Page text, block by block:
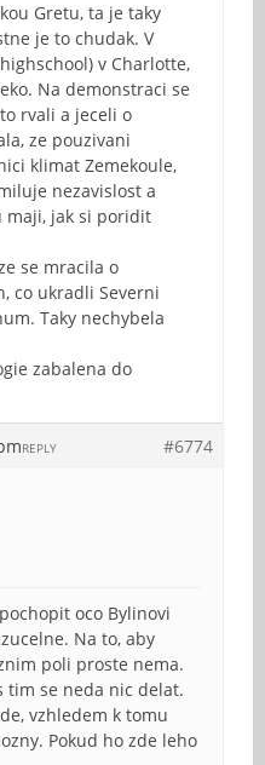
Gretu, ta je taky
je to chudak. V
v Charlotte,
Na demonstraci se
rvali a jeceli o
ze pouzivani
klimat Zemekoule,
nezavislost a
maji, jak si poridit
se mracila o
co ukradli Severni
Taky nechybela
zabalena do
#6774
REPLY
oco Bylinovi
Na to, aby
poli proste nema.
se neda nic delat.
vzhledem k tomu
Pokud ho zde leho